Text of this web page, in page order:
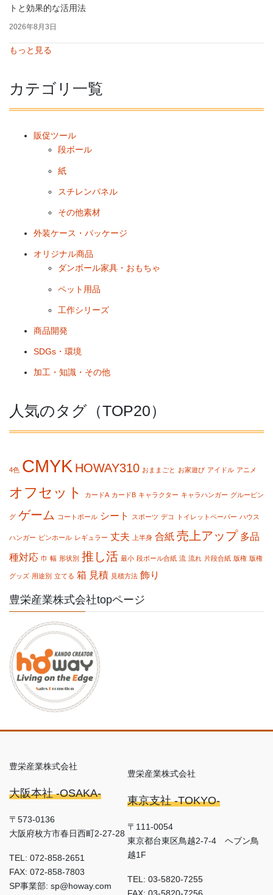
トと効果的な活用法
2026年8月3日
もっと見る
カテゴリ一覧
販促ツール
段ボール
紙
スチレンパネル
その他素材
外装ケース・パッケージ
オリジナル商品
ダンボール家具・おもちゃ
ペット用品
工作シリーズ
商品開発
SDGs・環境
加工・知識・その他
人気のタグ（TOP20）
4色 CMYK HOWAY310 おままごと お家遊び アイドル アニメ
オフセット カードA カードB キャラクター キャラハンガー グルーピン
グ ゲーム コートボール シート スポーツ デコ トイレットペーパー ハウス
ハンガー ピンホール レギュラー 丈夫 上半身 合紙 売上アップ 多品
種対応 巾 幅 形状別 推し活 最小 段ボール合紙 流 流れ 片段合紙 版権 版権
グッズ 用途別 立てる 箱 見積 見積方法 飾り
豊栄産業株式会社topページ
豊栄産業株式会社
大阪本社 -OSAKA-
〒573-0136
大阪府枚方市春日西町2-27-28
TEL: 072-858-2651
FAX: 072-858-7803
SP事業部: sp@howay.com
豊栄産業株式会社
東京支社 -TOKYO-
〒111-0054
東京都台東区鳥越2-7-4 ヘブン鳥
越1F
TEL: 03-5820-7255
FAX: 03-5820-7256